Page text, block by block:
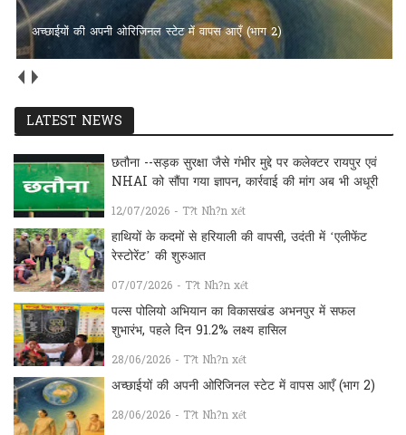
अच्छाईयों की अपनी ओरिजिनल स्टेट में वापस आएँ (भाग 2)
LATEST NEWS
छतौना --सड़क सुरक्षा जैसे गंभीर मुद्दे पर कलेक्टर रायपुर एवं
NHAI को सौंपा गया ज्ञापन, कार्रवाई की मांग अब भी अधूरी
12/07/2026 - T?t Nh?n xét
हाथियों के कदमों से हरियाली की वापसी, उदंती में ‘एलीफेंट
रेस्टोरेंट’ की शुरुआत
07/07/2026 - T?t Nh?n xét
पल्स पोलियो अभियान का विकासखंड अभनपुर में सफल
शुभारंभ, पहले दिन 91.2% लक्ष्य हासिल
28/06/2026 - T?t Nh?n xét
अच्छाईयों की अपनी ओरिजिनल स्टेट में वापस आएँ (भाग 2)
28/06/2026 - T?t Nh?n xét